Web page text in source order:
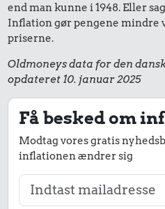
end man kunne i 1948. Eller
Inflation gør pengene mindre
priserne.
Oldmoneys data for den
opdateret 10. januar 2025
Få besked om
Modtag vores gratis
inflationen ændrer sig